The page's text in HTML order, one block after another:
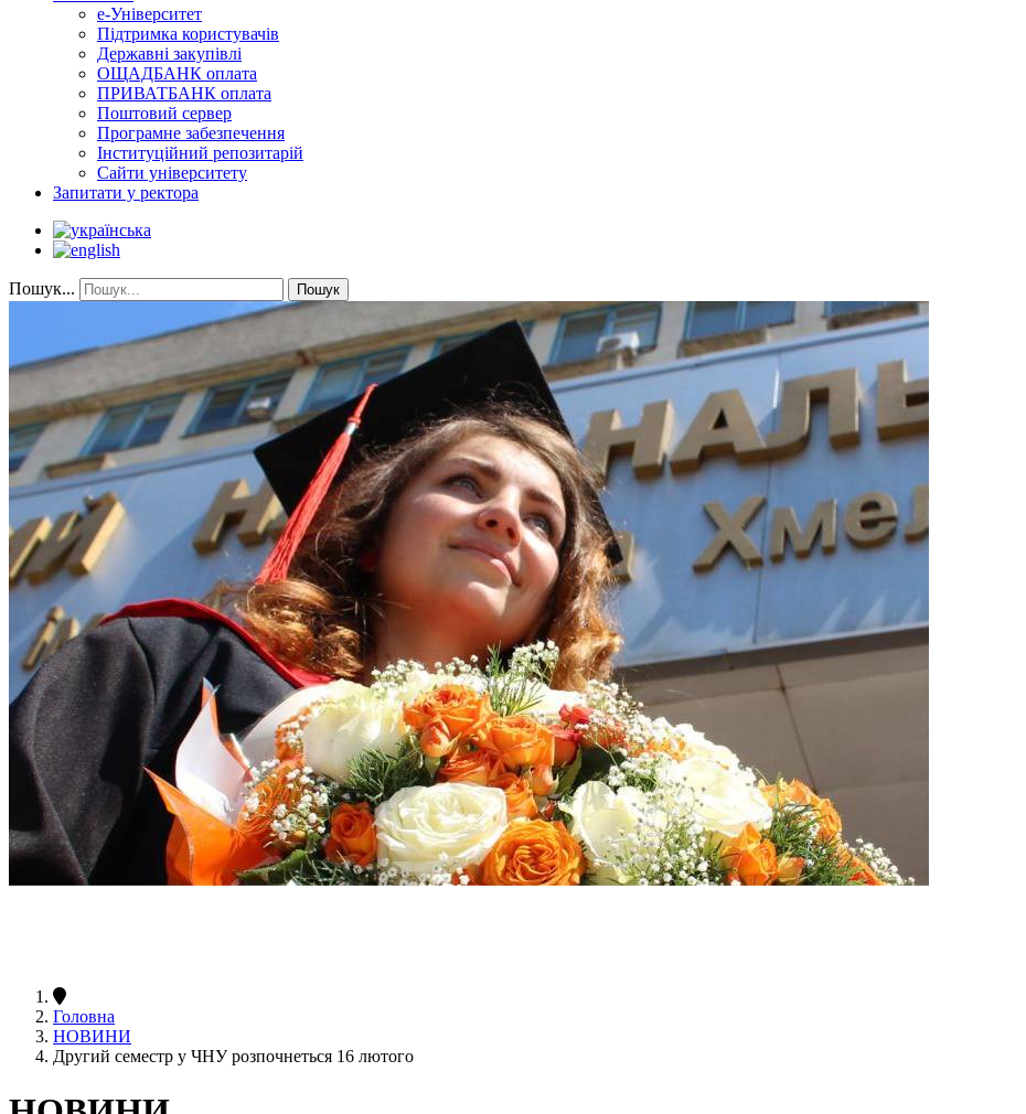
е-Університет
Підтримка користувачів
Державні закупівлі
ОЩАДБАНК оплата
ПРИВАТБАНК оплата
Поштовий сервер
Програмне забезпечення
Інституційний репозитарій
Сайти університету
Запитати у ректора
Пошук... Пошук
Головна
НОВИНИ
Другий семестр у ЧНУ розпочнеться 16 лютого